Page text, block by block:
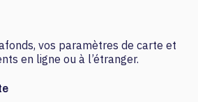
vos paramètres de carte et
en ligne ou à l’étranger.